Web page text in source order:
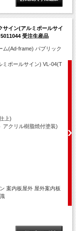
サイン(アルミポールサイ
受注生産品
ム(Ad-frame) パブリック
ミポールサイン) VL-04(T
上)
アクリル樹脂焼付塗装)
案内板屋外 屋外案内板